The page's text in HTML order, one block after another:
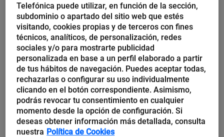
que elas possam ser vinculadas a uma identidade
única.
Da mesma forma, em sua mensagem eles incluem
uma linha final dissociando-se de qualquer tipo de
ideologia política ou serviço especial de qualquer
país.
URL:
Telefónica puede utilizar, en función de la sección,
subdominio o apartado del sitio web que estés
visitando, cookies propias y de terceros con fines
técnicos, analíticos, de personalización, redes
sociales y/o para mostrarte publicidad
personalizada en base a un perfil elaborado a partir
de tus hábitos de navegación. Puedes aceptar todas,
rechazarlas o configurar su uso individualmente
clicando en el botón correspondiente. Asimismo,
podrás revocar tu consentimiento en cualquier
momento desde la opción de configuración. Si
deseas obtener información más detallada, consulta
nuestra Política de Cookies